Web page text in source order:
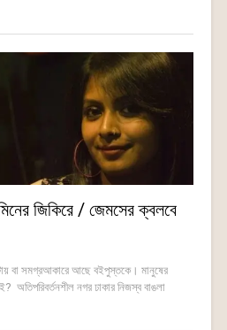
জিকিরে / জেমসের ক্বলবে
বা সমগ্রআকারে আছে বইপুস্তকে। মানুষের
অতিপরিবর্তনশীল নগর ঢাকার নিজস্ব বাঙলা